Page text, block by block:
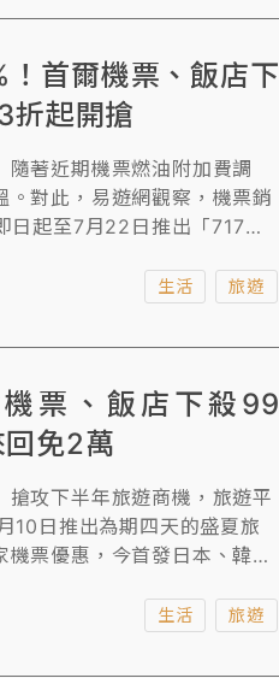
二個歐洲航點-巴塞隆納，成
首爾機票、飯店下
起開搶
隨著近期機票燃油附加費調
。對此，易遊網觀察，機票銷
日起至7月22日推出「717年
飯店等一口價爆品開搶！活
生活 旅遊
票、飯店下殺99
免2萬
搶攻下半年旅遊商機，旅遊平
日推出為期四天的盛夏旅
機票優惠，今首發日本、韓
元一口價」、台日韓星級飯
黎等航點來回2萬有找。
生活 旅遊